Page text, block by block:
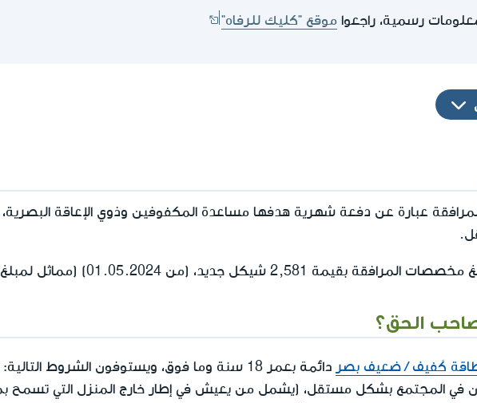
رسمية، راجعوا موقع "كليك للرفاه"
عبارة عن دفعة شهرية هدفها مساعدة المكفوفين وذوي الإعاقة البصرية،
بقيمة 2,581 شيكل جديد، (من 01.05.2024) (مماثل لمبلغ
الحق؟
كَفيف / ضعيف بصر دائمة بعمر 18 سنة وما فوق، ويستوفون الشروط التالية:
في المجتمع بشكل مستقل، (يشمل من يعيش في إطار خارج المنزل التي تسمح